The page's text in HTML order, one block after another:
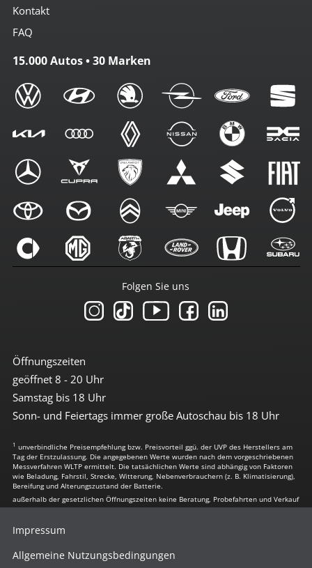
Kontakt
FAQ
15.000 Autos • 30 Marken
Öffnungszeiten
geöffnet 8 - 20 Uhr
Samstag bis 18 Uhr
Sonn- und Feiertags immer große Autoschau bis 18 Uhr
Folgen Sie uns
1 unverbindliche Preisempfehlung bzw. Preisvorteil ggü. der UVP des Herstellers am
Tag der Erstzulassung. Die angegebenen Werte wurden nach dem vorgeschriebenen
Messverfahren WLTP ermittelt. Die tatsächlichen Werte sind abhängig von Faktoren
wie Beladung, Fahrstil, Strecke, Witterung, Nebenverbrauchern (z. B. Klimatisierung),
Bereifung und Alterungszustand der Batterie.
außerhalb der gesetzlichen Öffnungszeiten keine Beratung, Probefahrten und Verkauf
Impressum
Allgemeine Nutzungsbedingungen